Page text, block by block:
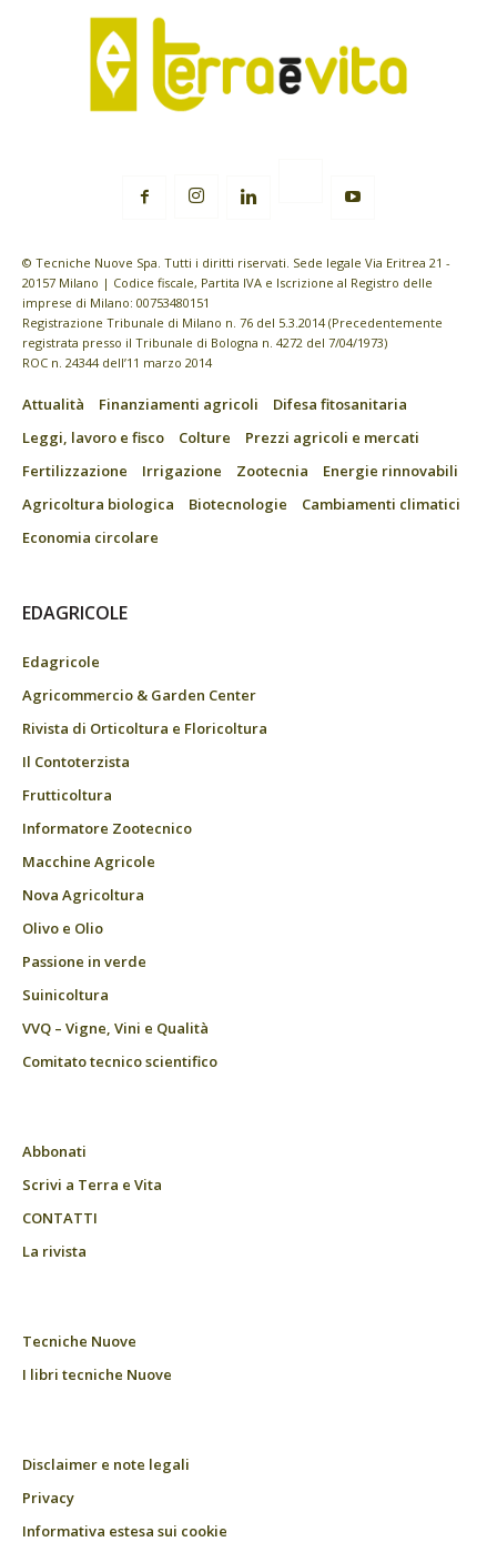
© Tecniche Nuove Spa. Tutti i diritti riservati. Sede legale Via Eritrea 21 -
20157 Milano | Codice fiscale, Partita IVA e Iscrizione al Registro delle
imprese di Milano: 00753480151
Registrazione Tribunale di Milano n. 76 del 5.3.2014 (Precedentemente
registrata presso il Tribunale di Bologna n. 4272 del 7/04/1973)
ROC n. 24344 dell’11 marzo 2014
Attualità Finanziamenti agricoli
Difesa fitosanitaria
Leggi, lavoro e fisco
Colture
Prezzi agricoli e mercati
Fertilizzazione
Irrigazione Zootecnia
Energie rinnovabili
Agricoltura biologica
Biotecnologie
Cambiamenti climatici
Economia circolare
EDAGRICOLE
Edagricole
Agricommercio & Garden Center
Rivista di Orticoltura e Floricoltura
Il Contoterzista
Frutticoltura
Informatore Zootecnico
Macchine Agricole
Nova Agricoltura
Olivo e Olio
Passione in verde
Suinicoltura
VVQ – Vigne, Vini e Qualità
Comitato tecnico scientifico
Abbonati
Scrivi a Terra e Vita
CONTATTI
La rivista
Tecniche Nuove
I libri tecniche Nuove
Disclaimer e note legali
Privacy
Informativa estesa sui cookie